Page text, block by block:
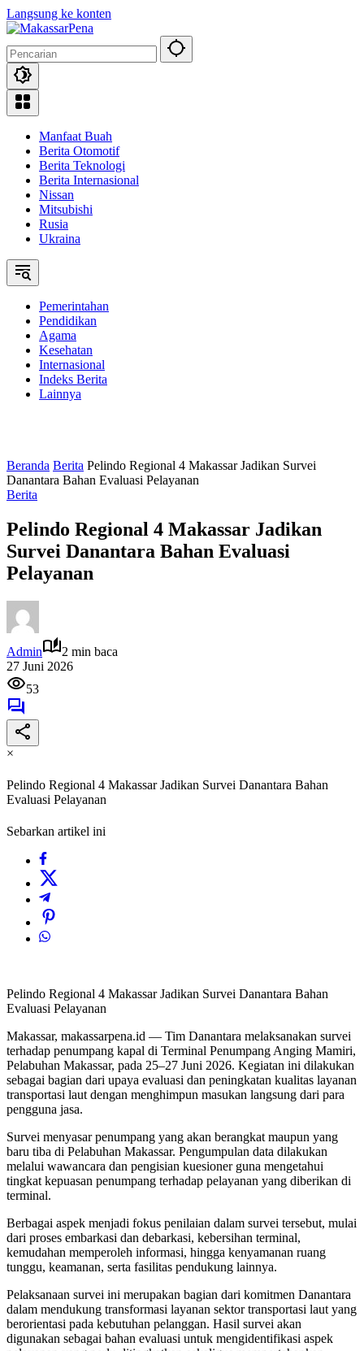
Langsung ke konten
Manfaat Buah
Berita Otomotif
Berita Teknologi
Berita Internasional
Nissan
Mitsubishi
Rusia
Ukraina
Pemerintahan
Pendidikan
Agama
Kesehatan
Internasional
Indeks Berita
Lainnya
Beranda Berita Pelindo Regional 4 Makassar Jadikan Survei
Danantara Bahan Evaluasi Pelayanan
Berita
Pelindo Regional 4 Makassar Jadikan
Survei Danantara Bahan Evaluasi
Pelayanan
Admin
2 min baca
27 Juni 2026
53
×
Pelindo Regional 4 Makassar Jadikan Survei Danantara Bahan
Evaluasi Pelayanan
Sebarkan artikel ini
Pelindo Regional 4 Makassar Jadikan Survei Danantara Bahan
Evaluasi Pelayanan
Makassar, makassarpena.id — Tim Danantara melaksanakan survei
terhadap penumpang kapal di Terminal Penumpang Anging Mamiri,
Pelabuhan Makassar, pada 25–27 Juni 2026. Kegiatan ini dilakukan
sebagai bagian dari upaya evaluasi dan peningkatan kualitas layanan
transportasi laut dengan menghimpun masukan langsung dari para
pengguna jasa.
Survei menyasar penumpang yang akan berangkat maupun yang
baru tiba di Pelabuhan Makassar. Pengumpulan data dilakukan
melalui wawancara dan pengisian kuesioner guna mengetahui
tingkat kepuasan penumpang terhadap pelayanan yang diberikan di
terminal.
Berbagai aspek menjadi fokus penilaian dalam survei tersebut, mulai
dari proses embarkasi dan debarkasi, kebersihan terminal,
kemudahan memperoleh informasi, hingga kenyamanan ruang
tunggu, keamanan, serta fasilitas pendukung lainnya.
Pelaksanaan survei ini merupakan bagian dari komitmen Danantara
dalam mendukung transformasi layanan sektor transportasi laut yang
berorientasi pada kebutuhan pelanggan. Hasil survei akan
digunakan sebagai bahan evaluasi untuk mengidentifikasi aspek